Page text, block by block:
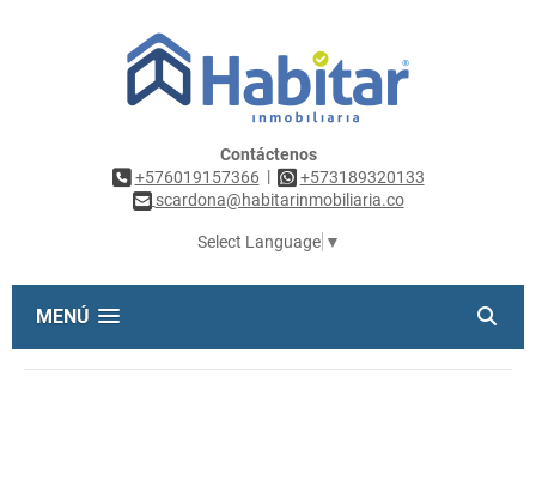
Contáctenos
+576019157366 |
+573189320133
scardona@habitarinmobiliaria.co
Select Language ▼
MENÚ